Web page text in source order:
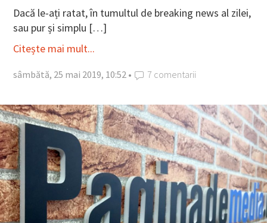
Dacă le-ați ratat, în tumultul de breaking news al zilei,
sau pur și simplu […]
Citește mai mult...
sâmbătă, 25 mai 2019, 10:52 • 7 comentarii